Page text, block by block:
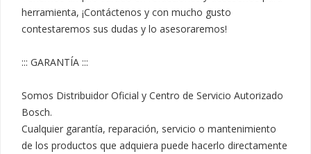
herramienta, ¡Contáctenos y con mucho gusto
contestaremos sus dudas y lo asesoraremos!
::: GARANTÍA :::
Somos Distribuidor Oficial y Centro de Servicio Autorizado
Bosch.
Cualquier garantía, reparación, servicio o mantenimiento
de los productos que adquiera puede hacerlo directamente